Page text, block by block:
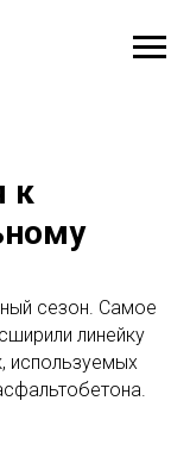
к
сезон. Самое
линейку
используемых